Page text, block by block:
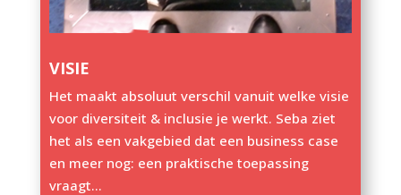
VISIE
Het maakt absoluut verschil vanuit welke visie
voor diversiteit & inclusie je werkt. Seba ziet
het als een vakgebied dat een business case
en meer nog: een praktische toepassing
vraagt…